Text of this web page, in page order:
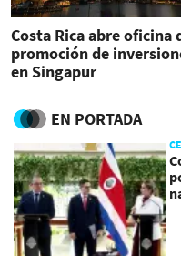
Costa Rica abre oficina
promoción de
en Singapur
EN PORTADA